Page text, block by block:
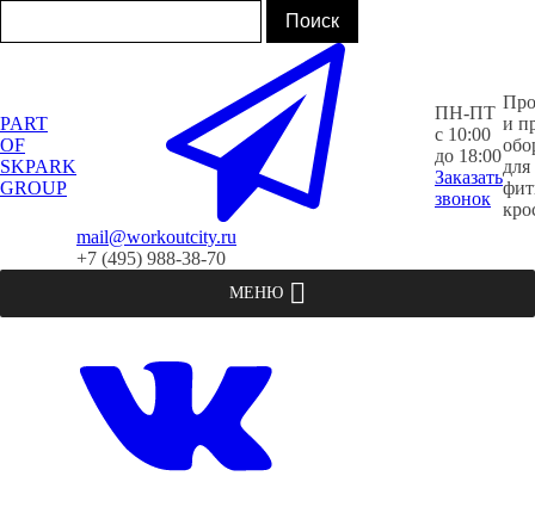
PART
OF
SKPARK
GROUP
mail@workoutcity.ru
+7 (495) 988-38-70
ПН-ПТ
с 10:00
до 18:00
Заказать
звонок
и
для
МЕНЮ